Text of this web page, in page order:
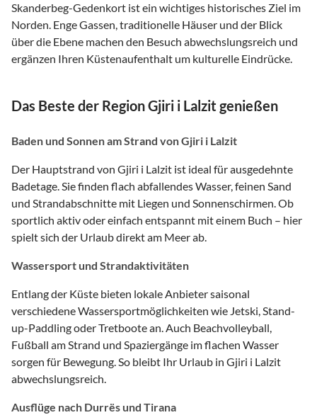
Skanderbeg-Gedenkort ist ein wichtiges historisches Ziel im
Norden. Enge Gassen, traditionelle Häuser und der Blick
über die Ebene machen den Besuch abwechslungsreich und
ergänzen Ihren Küstenaufenthalt um kulturelle Eindrücke.
Das Beste der Region Gjiri i Lalzit genießen
Baden und Sonnen am Strand von Gjiri i Lalzit
Der Hauptstrand von Gjiri i Lalzit ist ideal für ausgedehnte
Badetage. Sie finden flach abfallendes Wasser, feinen Sand
und Strandabschnitte mit Liegen und Sonnenschirmen. Ob
sportlich aktiv oder einfach entspannt mit einem Buch – hier
spielt sich der Urlaub direkt am Meer ab.
Wassersport und Strandaktivitäten
Entlang der Küste bieten lokale Anbieter saisonal
verschiedene Wassersportmöglichkeiten wie Jetski, Stand-
up-Paddling oder Tretboote an. Auch Beachvolleyball,
Fußball am Strand und Spaziergänge im flachen Wasser
sorgen für Bewegung. So bleibt Ihr Urlaub in Gjiri i Lalzit
abwechslungsreich.
Ausflüge nach Durrës und Tirana